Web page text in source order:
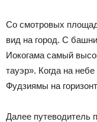
Со смотровых
вид на город. С
Иокогама самый
тауэр». Когда на
Фудзиямы на
Далее путеводитель